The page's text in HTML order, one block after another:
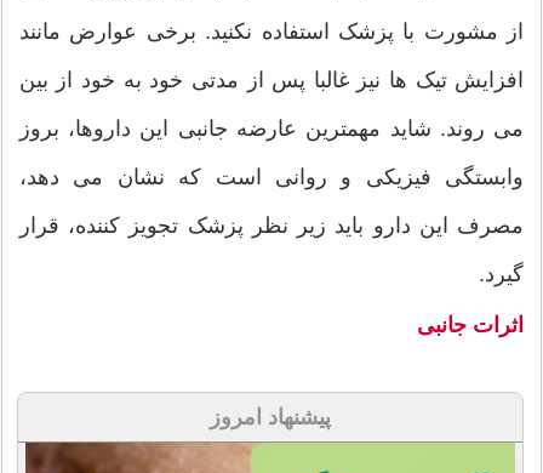
از مشورت با پزشک استفاده نکنید. برخی عوارض مانند
افزایش تیک ها نیز غالبا پس از مدتی خود به خود از بین
می روند. شاید مهمترین عارضه جانبی این داروها، بروز
وابستگی فیزیکی و روانی است که نشان می دهد،
مصرف این دارو باید زیر نظر پزشک تجویز کننده، قرار
گیرد.
اثرات جانبی
پیشنهاد امروز